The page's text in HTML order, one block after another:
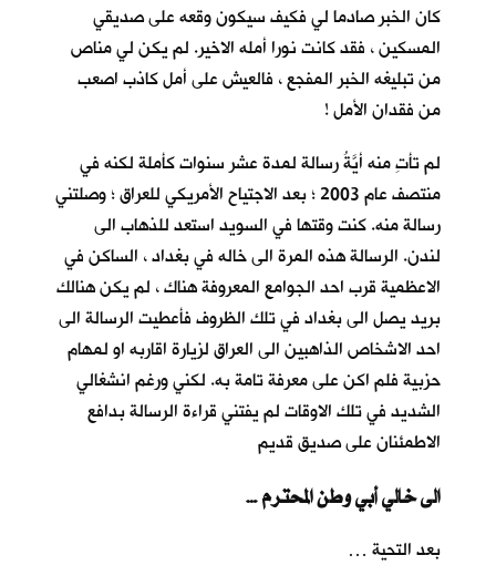
كان الخبر صادما لي فكيف سيكون وقعه على صديقي
المسكين ، فقد كانت نورا أمله الاخير. لم يكن لي مناص
من تبليغه الخبر المفجع ، فالعيش على أمل كاذب اصعب
من فقدان الأمل !
لم تأتِ منه أيَّةُ رسالة لمدة عشر سنوات كأملة لكنه في
منتصف عام 2003 ؛ بعد الاجتياح الأمريكي للعراق ؛ وصلتني
رسالة منه. كنت وقتها في السويد استعد للذهاب الى
لندن. الرسالة هذه المرة الى خاله في بغداد ، الساكن في
الاعظمية قرب احد الجوامع المعروفة هناك ، لم يكن هنالك
بريد يصل الى بغداد في تلك الظروف فأعطيت الرسالة الى
احد الاشخاص الذاهبين الى العراق لزيارة اقاربه او لمهام
حزبية فلم اكن على معرفة تامة به. لكني ورغم انشغالي
الشديد في تلك الاوقات لم يفتني قراءة الرسالة بدافع
الاطمئنان على صديق قديم
… الى خالي أبي وطن المحترم
بعد التحية …